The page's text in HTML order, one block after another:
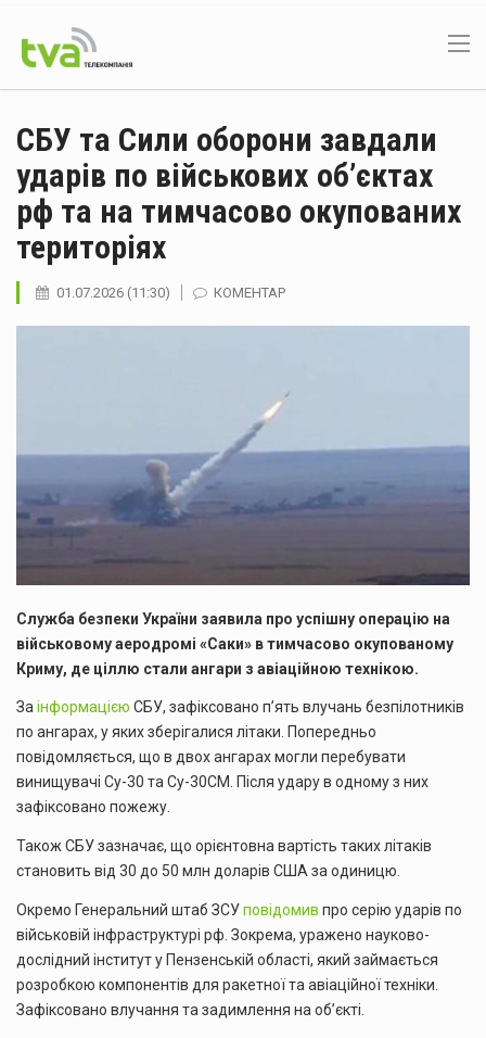
СБУ та Сили оборони завдали
ударів по військових об’єктах
рф та на тимчасово окупованих
територіях
01.07.2026 (11:30) КОМЕНТАР
Служба безпеки України заявила про успішну операцію на
військовому аеродромі «Саки» в тимчасово окупованому
Криму, де ціллю стали ангари з авіаційною технікою.
Заінформацією СБУ, зафіксовано п’ять влучань безпілотників
по ангарах, у яких зберігалися літаки. Попередньо
повідомляється, що в двох ангарах могли перебувати
винищувачі Су-30 та Су-30СМ. Після удару в одному з них
зафіксовано пожежу.
Також СБУ зазначає, що орієнтовна вартість таких літаків
становить від 30 до 50 млн доларів США за одиницю.
Окремо Генеральний штаб ЗСУповідомив про серію ударів по
військовій інфраструктурі рф. Зокрема, уражено науково-
дослідний інститут у Пензенській області, який займається
розробкою компонентів для ракетної та авіаційної техніки.
Зафіксовано влучання та задимлення на об’єкті.